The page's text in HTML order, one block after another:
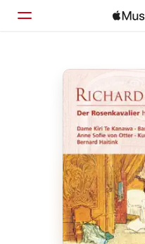
Home
Browse
Search